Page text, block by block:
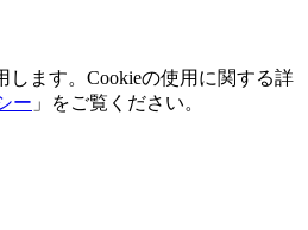
します。Cookieの使用に関する詳
ー 」をご覧ください。